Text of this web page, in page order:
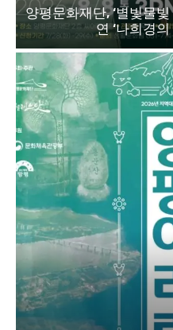
양평문화재단, ‘별빛물
연 ‘나희경